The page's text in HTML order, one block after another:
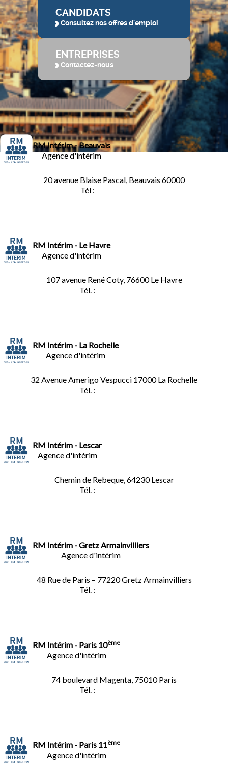
CANDIDATS
Consultez nos offres d'emploi
ENTREPRISES
Contactez-nous
RM Intérim - Beauvais
Agence d'intérim
20 avenue Blaise Pascal, Beauvais 60000
Tél :
RM Intérim - Le Havre
Agence d'intérim
107 avenue René Coty, 76600 Le Havre
Tél. :
RM Intérim - La Rochelle
Agence d'intérim
32 Avenue Amerigo Vespucci 17000 La Rochelle
Tél. :
RM Intérim - Lescar
Agence d'intérim
Chemin de Rebeque, 64230 Lescar
Tél. :
RM Intérim - Gretz Armainvilliers
Agence d'intérim
48 Rue de Paris – 77220 Gretz Armainvilliers
Tél. :
RM Intérim - Paris 10ème
Agence d'intérim
74 boulevard Magenta, 75010 Paris
Tél. :
RM Intérim - Paris 11ème
Agence d'intérim